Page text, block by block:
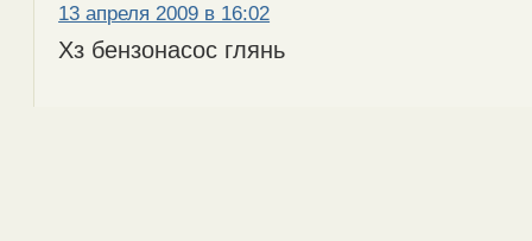
13 апреля 2009 в 16:02
Хз бензонасос глянь